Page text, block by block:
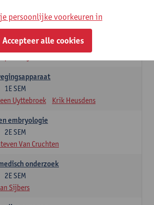
Verhulst Sebastiaan De Schepper
1E SEM
1E SEM
Uyttebroek Krik Heusdens
embryologie
2E SEM
Van Cruchten
onderzoek
2E SEM
Sijbers
persoonlijke voorkeuren in
Accepteer alle cookies